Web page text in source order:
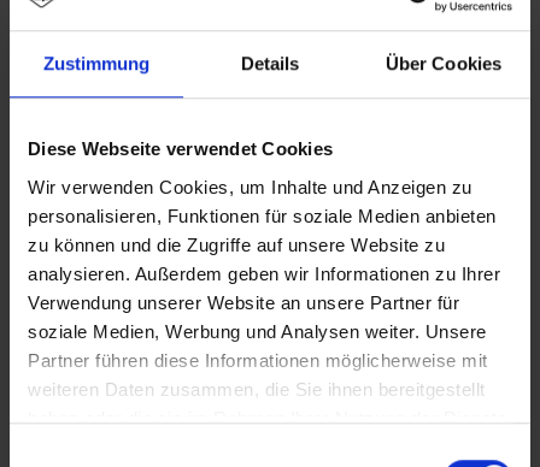
Zustimmung Details Über Cookies
Diese Webseite verwendet Cookies
Wir verwenden Cookies, um Inhalte und Anzeigen zu
personalisieren, Funktionen für soziale Medien anbieten
zu können und die Zugriffe auf unsere Website zu
analysieren. Außerdem geben wir Informationen zu Ihrer
Verwendung unserer Website an unsere Partner für
soziale Medien, Werbung und Analysen weiter. Unsere
Partner führen diese Informationen möglicherweise mit
weiteren Daten zusammen, die Sie ihnen bereitgestellt
haben oder die sie im Rahmen Ihrer Nutzung der Dienste